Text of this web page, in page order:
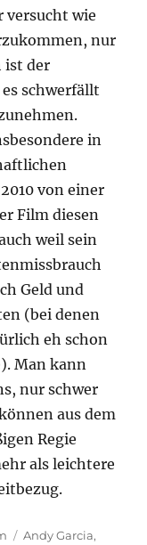
versucht wie
nur
ist der
schwerfällt
in
von einer
Film diesen
weil sein
Geld und
(bei denen
eh schon
Man kann
nur schwer
aus dem
Regie
als leichtere
Schlagwörter
Andy Garcia,